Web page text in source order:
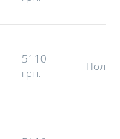
5110
грн.